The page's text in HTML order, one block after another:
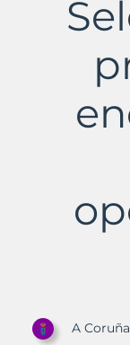
Murbalands
A Coruña